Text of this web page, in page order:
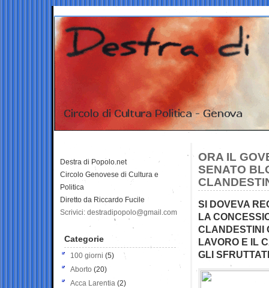
ORA IL
SENATO
SI DOVEVA
LA
CLANDESTINI
LAVORO E IL
GLI
Destra di Popolo.net
Circolo Genovese di Cultura e
Politica
Diretto da Riccardo Fucile
Scrivici: destradipopolo@gmail.com
Categorie
100 giorni (5)
Aborto (20)
Acca Larentia (2)